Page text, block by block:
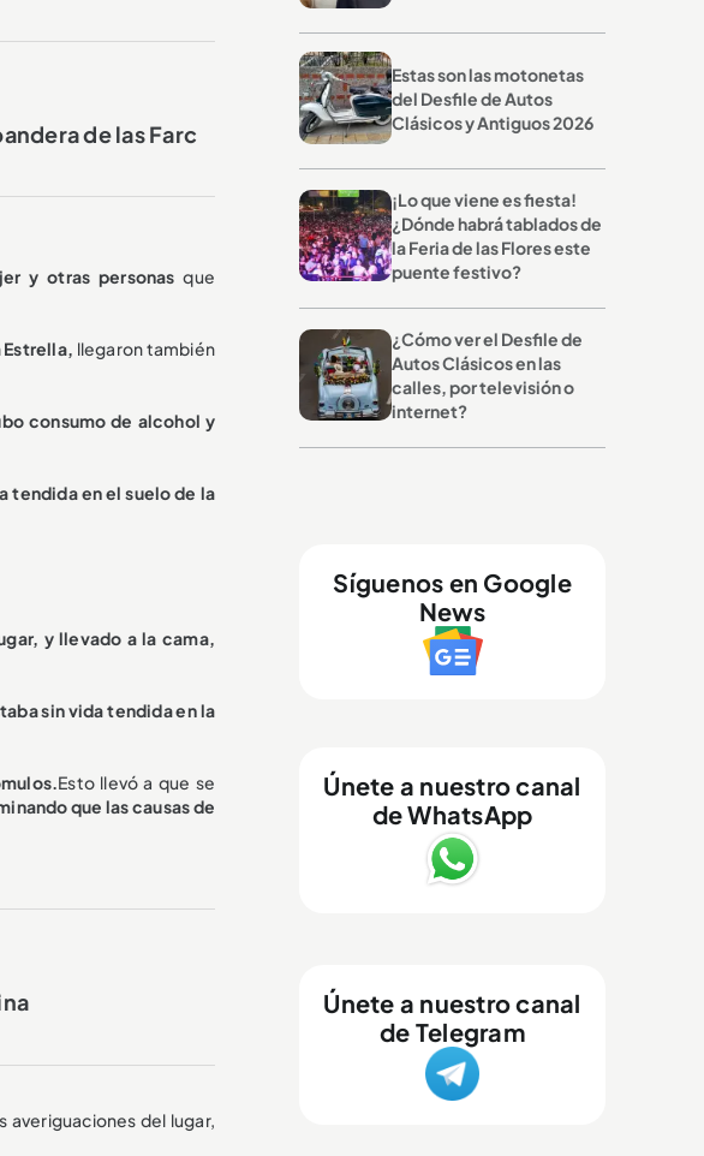
de las Farc
y otras personas que
Estrella, llegaron también
consumo de alcohol y
tendida en el suelo de la
y llevado a la cama,
sin vida tendida en la
Esto llevó a que se
que las causas de
averiguaciones del lugar,
Estas son las motonetas
del Desfile de Autos
Clásicos y Antiguos 2026
¡Lo que viene es fiesta!
¿Dónde habrá tablados de
la Feria de las Flores este
puente festivo?
¿Cómo ver el Desfile de
Autos Clásicos en las
calles, por televisión o
internet?
Síguenos en Google
News
Únete a nuestro canal
de WhatsApp
Únete a nuestro canal
de Telegram